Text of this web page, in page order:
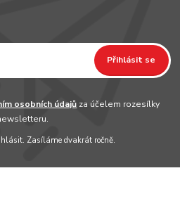
Přihlásit se
osobních údajů za účelem rozesílky
Zasíláme dvakrát ročně.